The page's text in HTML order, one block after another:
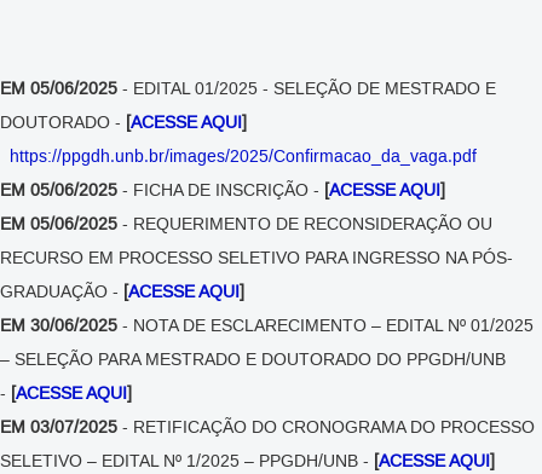
EM 05/06/2025 - EDITAL 01/2025 - SELEÇÃO DE MESTRADO E
DOUTORADO - [ACESSE AQUI]
https://ppgdh.unb.br/images/2025/Confirmacao_da_vaga.pdf
EM 05/06/2025 - FICHA DE INSCRIÇÃO - [ACESSE AQUI]
EM 05/06/2025 - REQUERIMENTO DE RECONSIDERAÇÃO OU
RECURSO EM PROCESSO SELETIVO PARA INGRESSO NA PÓS-
GRADUAÇÃO - [ACESSE AQUI]
EM 30/06/2025 - NOTA DE ESCLARECIMENTO – EDITAL Nº 01/2025
– SELEÇÃO PARA MESTRADO E DOUTORADO DO PPGDH/UNB
- [ACESSE AQUI]
EM 03/07/2025 - RETIFICAÇÃO DO CRONOGRAMA DO PROCESSO
SELETIVO – EDITAL Nº 1/2025 – PPGDH/UNB - [ACESSE AQUI]